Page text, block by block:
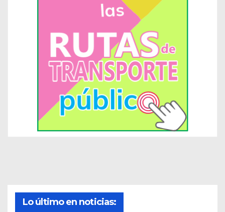
Lo último en noticias: